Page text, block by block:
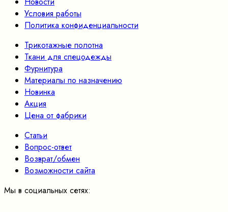
Условия работы
Политика конфиденциальности
Трикотажные полотна
Ткани для спецодежды
Фурнитура
Материалы по назначению
Новинка
Акция
Цена от фабрики
Статьи
Вопрос-ответ
Возврат/обмен
Возможности сайта
Мы в социальных сетях: